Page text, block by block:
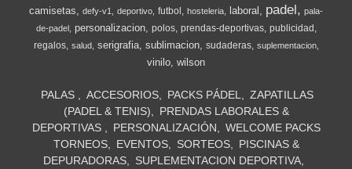
camisetas defy-v1 deportivo futbol hosteleria laboral padel
pala-
de-padel
personalizacion polos prendas-deportivas publicidad
regalos
salud serigrafia sublimacion sudaderas suplementacion
vinilo wilson
PALAS ACCESORIOS PACKS PÁDEL
ZAPATILLAS
(PADEL & TENIS)
PRENDAS LABORALES &
DEPORTIVAS
PERSONALIZACIÓN
WELCOME PACKS
TORNEOS
EVENTOS SORTEOS
PISCINAS &
DEPURADORAS
SUPLEMENTACION DEPORTIVA